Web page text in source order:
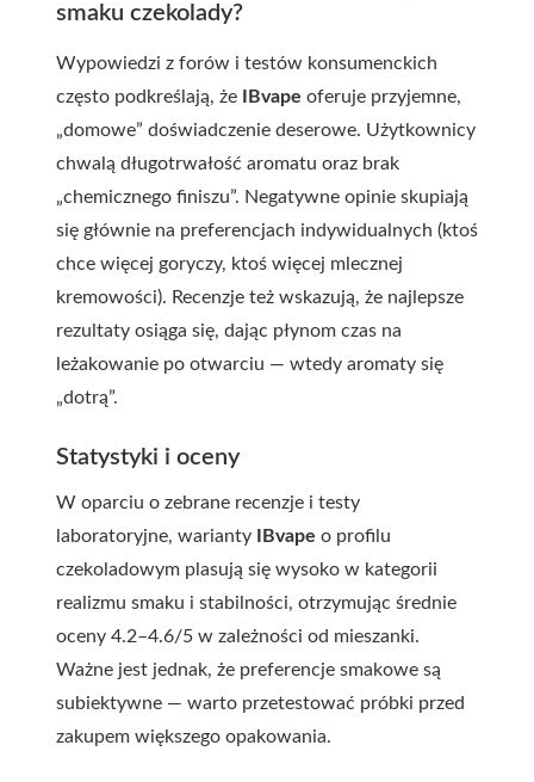
smaku czekolady?
Wypowiedzi z forów i testów konsumenckich
często podkreślają, że
IBvape oferuje przyjemne,
„domowe” doświadczenie deserowe. Użytkownicy
chwalą długotrwałość aromatu oraz brak
„chemicznego finiszu”. Negatywne opinie skupiają
się głównie na preferencjach indywidualnych (ktoś
chce więcej goryczy, ktoś więcej mlecznej
kremowości). Recenzje też wskazują, że najlepsze
rezultaty osiąga się, dając płynom czas na
leżakowanie po otwarciu — wtedy aromaty się
„dotrą”.
Statystyki i oceny
W oparciu o zebrane recenzje i testy
laboratoryjne, warianty
IBvape o profilu
czekoladowym plasują się wysoko w kategorii
realizmu smaku i stabilności, otrzymując średnie
oceny 4.2–4.6/5 w zależności od mieszanki.
Ważne jest jednak, że preferencje smakowe są
subiektywne — warto przetestować próbki przed
zakupem większego opakowania.